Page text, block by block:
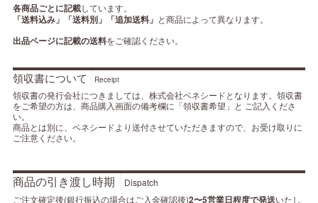
各商品ごとに記載しています。
「送料込み」「送料別」「追加送料」 と商品によって異なります。
出品ページに記載の送料をご確認ください。
領収書について Receipt
領収書の発行会社につきましては、株式会社ベネシードとなります。領収書
をご希望の方は、商品購入画面の備考欄に「領収書希望」と ご記入くださ
い。
商品とは別に、ベネシードより送付させていただきますので、お受け取りに
ご注意ください。
商品の引き渡し時期
Dispatch
ご注文確定後(銀行振込の場合はご入金確認後)2〜5営業日程度で発送いたし